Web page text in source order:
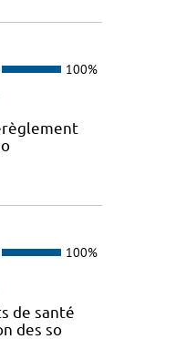
100%
100%
de santé
des so